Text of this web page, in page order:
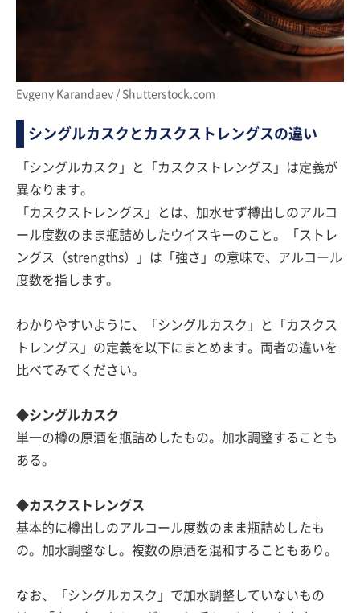
Evgeny Karandaev / Shutterstock.com
シングルカスクとカスクストレングスの違い
「シングルカスク」と「カスクストレングス」は定義が
異なります。
「カスクストレングス」とは、加水せず樽出しのアルコ
ール度数のまま瓶詰めしたウイスキーのこと。「ストレ
ングス（strengths）」は「強さ」の意味で、アルコール
度数を指します。
わかりやすいように、「シングルカスク」と「カスクス
トレングス」の定義を以下にまとめます。両者の違いを
比べてみてください。
◆シングルカスク
単一の樽の原酒を瓶詰めしたもの。加水調整することも
ある。
◆カスクストレングス
基本的に樽出しのアルコール度数のまま瓶詰めしたも
の。加水調整なし。複数の原酒を混和することもあり。
なお、「シングルカスク」で加水調整していないもの